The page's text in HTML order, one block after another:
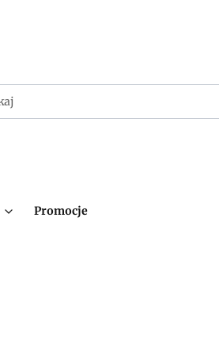
Promocje